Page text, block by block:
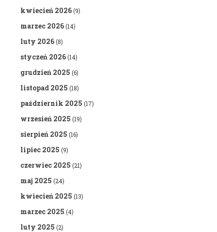
kwiecień 2026(9)
marzec 2026(14)
luty 2026(8)
styczeń 2026(14)
grudzień 2025 (6)
listopad 2025 (18)
październik 2025 (17)
wrzesień 2025 (19)
sierpień 2025 (16)
lipiec 2025 (9)
czerwiec 2025 (21)
maj 2025 (24)
kwiecień 2025 (13)
marzec 2025 (4)
luty 2025 (2)